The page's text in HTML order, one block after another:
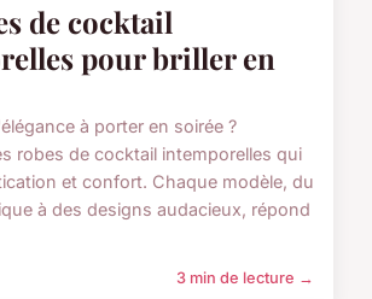
de cocktail
pour briller en
à porter en soirée ?
robes de cocktail intemporelles qui
et confort. Chaque modèle, du
à des designs audacieux, répond
3 min de lecture →